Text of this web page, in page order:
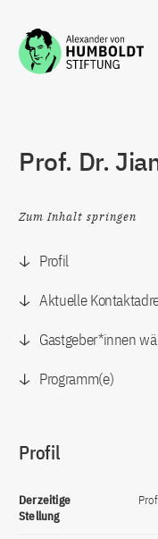
Zum Inhalt springen
Prof. Dr.
Zum Inhalt springen
Profil
Aktuelle
Gastgeber*innen
Programm(e)
Profil
Derzeitige
Stellung